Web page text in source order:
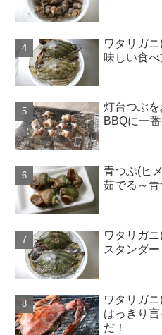
ワタリガ
味しい食べ
灯台つぶ
BBQに一
青つぶ(ヒ
茹でる～
ワタリガ
スタンダ
ワタリガ
はっきり
だ！